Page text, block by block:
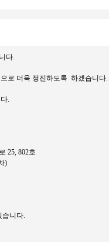
다.
로 더욱 정진하도록 하겠습니다.
.
25, 802호
)
습니다.